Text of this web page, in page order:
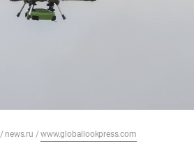
/ news.ru /www.globallookpress.com